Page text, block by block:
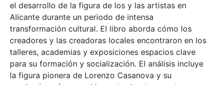
el desarrollo de la figura de los y las artistas en
Alicante durante un periodo de intensa
transformación cultural. El libro aborda cómo los
creadores y las creadoras locales encontraron en los
talleres, academias y exposiciones espacios clave
para su formación y socialización. El análisis incluye
la figura pionera de Lorenzo Casanova y su